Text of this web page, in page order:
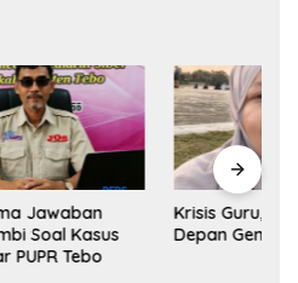
Krisis Guru, Alarm Masa
Depan Generasi Bangsa